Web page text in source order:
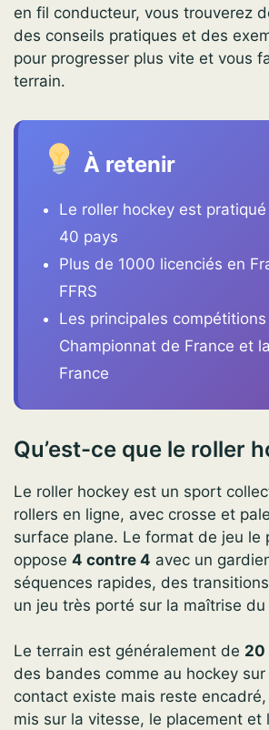
en fil conducteur, vous trouverez
des conseils pratiques et des
pour progresser plus vite et vous
terrain.
À retenir
Le roller hockey est
40 pays
Plus de 1000 licenciés en
FFRS
Les principales
Championnat de France et
France
Qu’est-ce que le roller
Le roller hockey est un sport
rollers en ligne, avec crosse et
surface plane. Le format de jeu le
oppose 4 contre 4 avec un
séquences rapides, des
un jeu très porté sur la maîtrise du
Le terrain est généralement de 20
des bandes comme au hockey sur
contact existe mais reste encadré,
mis sur la vitesse, le placement et